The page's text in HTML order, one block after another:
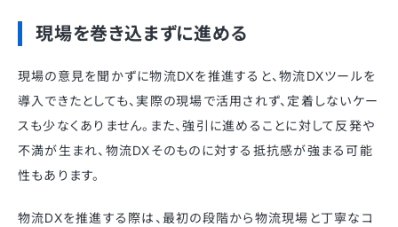
現場を巻き込まずに進める
現場の意見を聞かずに物流DXを推進すると、物流DXツールを
導入できたとしても、実際の現場で活用されず、定着しないケー
スも少なくありません。また、強引に進めることに対して反発や
不満が生まれ、物流DXそのものに対する抵抗感が強まる可能
性もあります。
物流DXを推進する際は、最初の段階から物流現場と丁寧なコ